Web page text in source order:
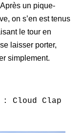
un pique-
on s’en est tenus
le tour en
laisser porter,
simplement.
Cloud Clap